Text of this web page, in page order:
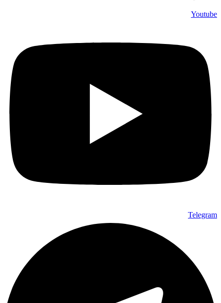
Youtube
Telegram